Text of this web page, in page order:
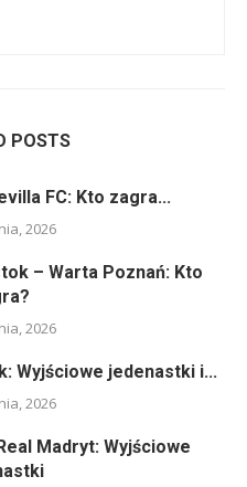
POSTS
FC: Kto zagra...
2026
– Warta Poznań: Kto
2026
Wyjściowe jedenastki i...
2026
Madryt: Wyjściowe